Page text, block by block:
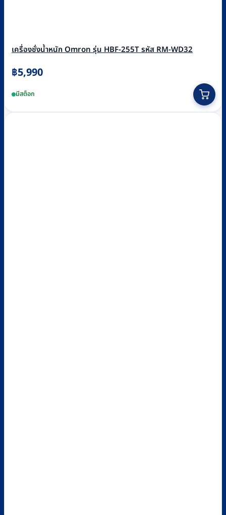
เครื่องชั่งน้ำหนัก Omron รุ่น HBF-255T รหัส RM-WD32
฿5,990
มีสต็อก